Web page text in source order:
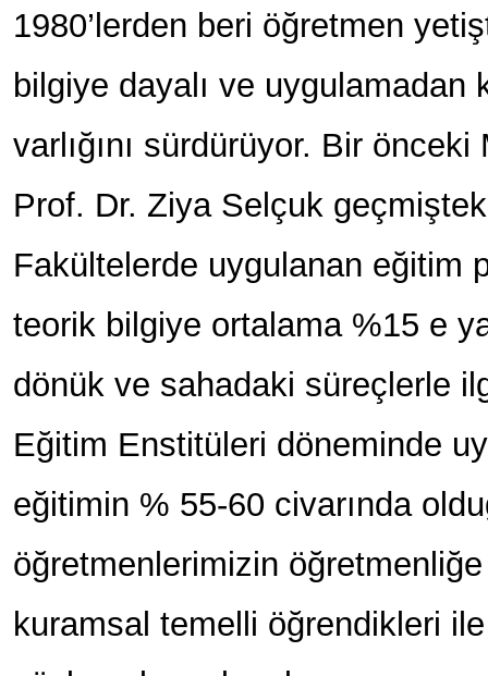
1980’lerden beri öğretmen
bilgiye dayalı ve uygulamadan
varlığını sürdürüyor. Bir
Prof. Dr. Ziya Selçuk
Fakültelerde uygulanan eğitim
teorik bilgiye ortalama %15 e
dönük ve sahadaki süreçlerle
Eğitim Enstitüleri döneminde
eğitimin % 55-60 civarında
öğretmenlerimizin
kuramsal temelli öğrendikleri ile